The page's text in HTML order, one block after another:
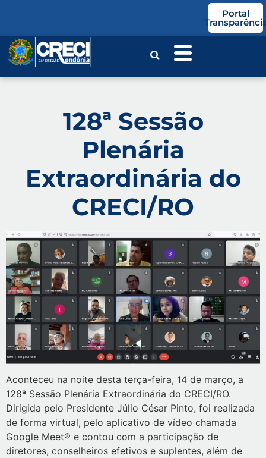
Portal
128ª Sessão
Plenária
Extraordinária do
CRECI/RO
Aconteceu na noite desta terça-feira, 14 de março, a
128ª Sessão Plenária Extraordinária do CRECI/RO.
Dirigida pelo Presidente Júlio César Pinto, foi realizada
de forma virtual, pelo aplicativo de vídeo chamada
Google Meet® e contou com a participação de
diretores, conselheiros efetivos e suplentes, além de